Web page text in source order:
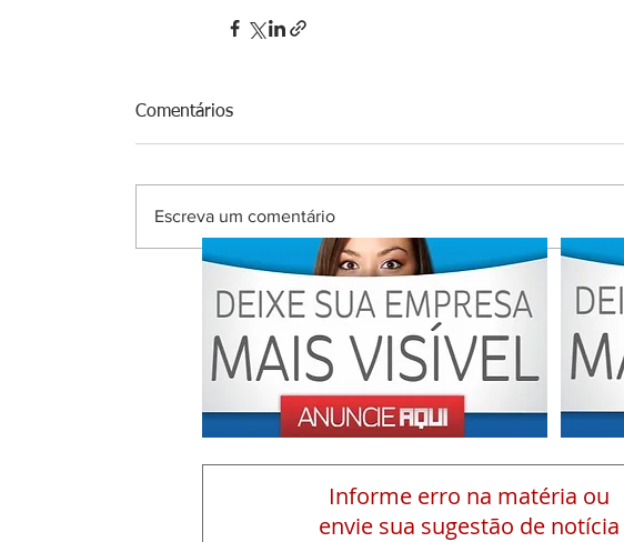
Comentários
Escreva um comentário
Informe erro na matéria ou
envie sua sugestão de notícia